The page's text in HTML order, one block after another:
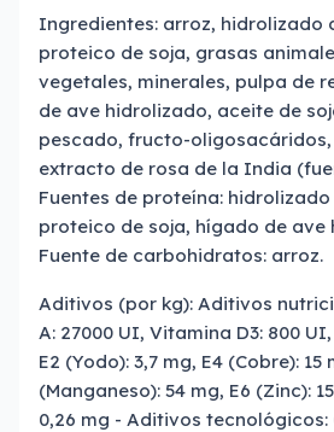
Ingredientes: arroz, hidrolizado
proteico de soja, grasas
vegetales, minerales, pulpa de
de ave hidrolizado, aceite de
pescado, fructo-
extracto de rosa de la India
Fuentes de proteína:
proteico de soja, hígado de ave
Fuente de carbohidratos: arroz.
Aditivos (por kg): Aditivos
A: 27000 UI, Vitamina D3: 800
E2 (Yodo): 3,7 mg, E4 (Cobre): 15
(Manganeso): 54 mg, E6 (Zinc):
0,26 mg - Aditivos